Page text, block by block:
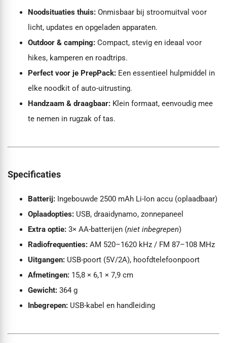
Noodsituaties thuis: Onmisbaar bij stroomuitval voor
licht, updates en opgeladen apparaten.
Outdoor & camping: Compact, stevig en ideaal voor
hikes, kamperen en roadtrips.
Perfect voor je PrepPack: Een essentieel hulpmiddel in
elke noodkit of auto-uitrusting.
Handzaam & draagbaar: Klein formaat, eenvoudig mee
te nemen in rugzak of tas.
Specificaties
Batterij: Ingebouwde 2500 mAh Li-Ion accu (oplaadbaar)
Oplaadopties: USB, draaidynamo, zonnepaneel
Extra optie: 3× AA-batterijen (niet inbegrepen)
Radiofrequenties: AM 520–1620 kHz / FM 87–108 MHz
Uitgangen: USB-poort (5V/2A), hoofdtelefoonpoort
Afmetingen: 15,8 × 6,1 × 7,9 cm
Gewicht: 364 g
Inbegrepen: USB-kabel en handleiding